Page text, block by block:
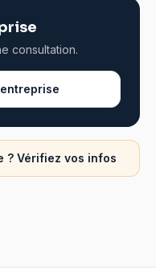
consultation.
? Vérifiez vos infos